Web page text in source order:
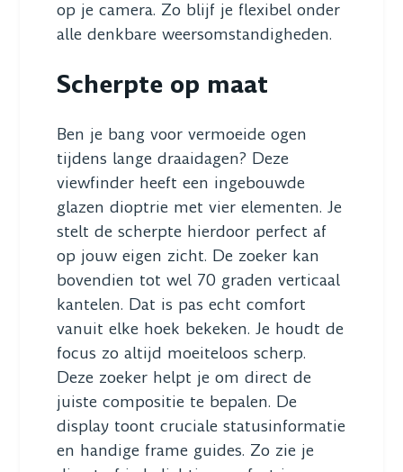
op je camera. Zo blijf je flexibel onder
alle denkbare weersomstandigheden.
Scherpte op maat
Ben je bang voor vermoeide ogen
tijdens lange draaidagen? Deze
viewfinder heeft een ingebouwde
glazen dioptrie met vier elementen. Je
stelt de scherpte hierdoor perfect af
op jouw eigen zicht. De zoeker kan
bovendien tot wel 70 graden verticaal
kantelen. Dat is pas echt comfort
vanuit elke hoek bekeken. Je houdt de
focus zo altijd moeiteloos scherp.
Deze zoeker helpt je om direct de
juiste compositie te bepalen. De
display toont cruciale statusinformatie
en handige frame guides. Zo zie je